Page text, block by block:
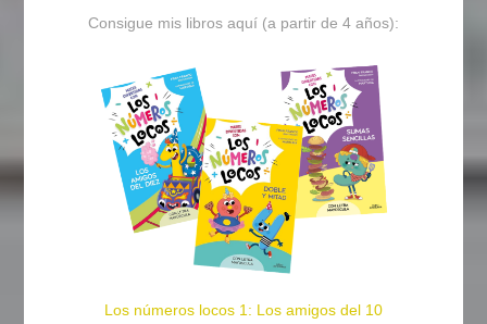
Consigue mis libros aquí (a partir de 4 años):
Los números locos 1: Los amigos del 10